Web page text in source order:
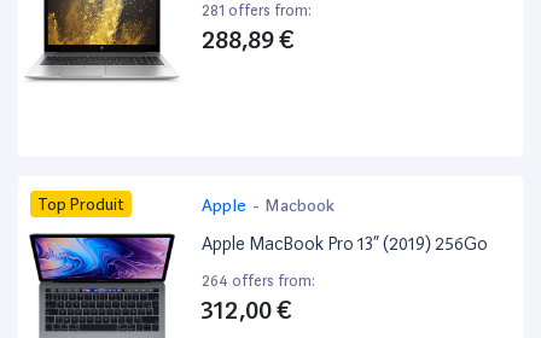
281 offers from:
288,89 €
Top Produit Apple - Macbook
Apple MacBook Pro 13” (2019) 256Go
264 offers from:
312,00 €